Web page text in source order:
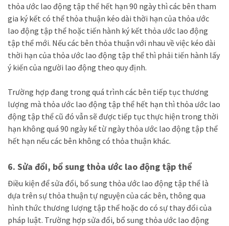
thỏa ước lao động tập thể hết hạn 90 ngày thì các bên tham
gia ký kết có thể thỏa thuận kéo dài thời hạn của thỏa ước
lao động tập thể hoặc tiến hành ký kết thỏa ước lao động
tập thể mới. Nếu các bên thỏa thuận với nhau về việc kéo dài
thời hạn của thỏa ước lao động tập thể thì phải tiến hành lấy
ý kiến của người lao động theo quy định.
Trường hợp đang trong quá trình các bên tiếp tục thương
lượng mà thỏa ước lao động tập thể hết hạn thì thỏa ước lao
động tập thể cũ đó vẫn sẽ được tiếp tục thực hiện trong thời
hạn không quá 90 ngày kể từ ngày thỏa ước lao động tập thể
hết hạn nếu các bên không có thỏa thuận khác.
6. Sửa đổi, bổ sung thỏa ước lao động tập thể
Điều kiện đểsửa đổi, bổ sung thỏa ước lao động tập thể là
dựa trên sự thỏa thuận tự nguyện của các bên, thông qua
hình thức thương lượng tập thể hoặc do có sự thay đổi của
pháp luật. Trường hợp sửa đổi, bổ sung thỏa ước lao động